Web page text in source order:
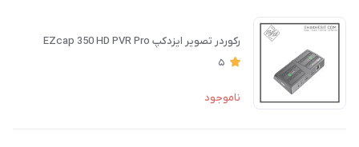
رکوردر تصویر ایزدکپ EZcap 350 HD PVR Pro
5
ناموجود